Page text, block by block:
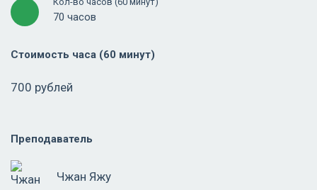
70 часов
Стоимость часа (60 минут)
700 рублей
Преподаватель
Чжан Яжу